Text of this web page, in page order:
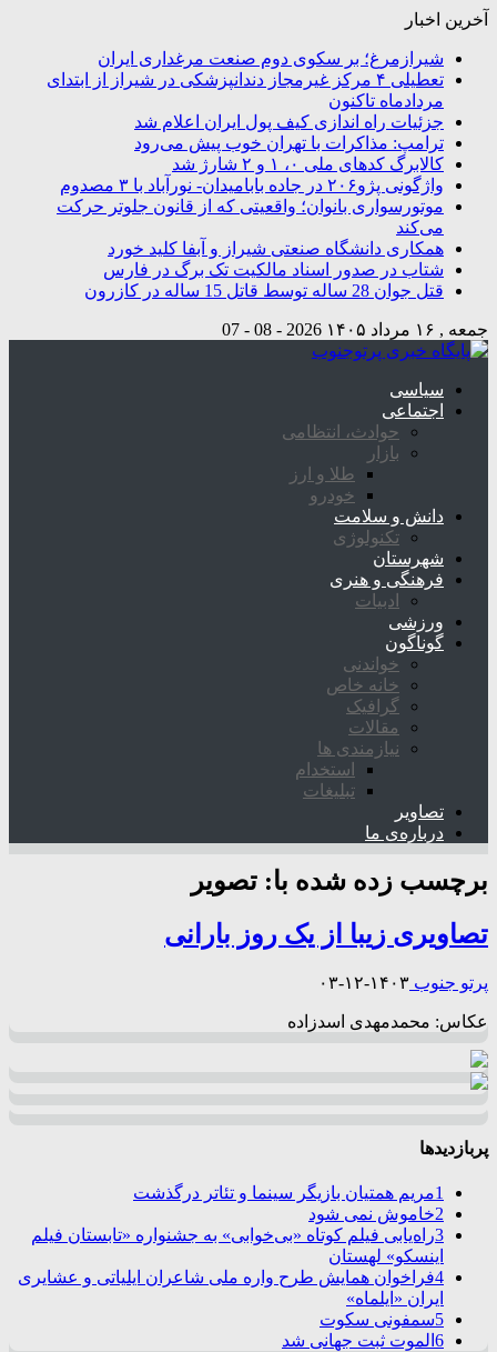
آخرین اخبار
شیرازمرغ؛ بر سکوی دوم صنعت مرغداری ایران
تعطیلی ۴ مرکز غیرمجاز دندانپزشکی در شیراز از ابتدای
مردادماه تاکنون
جزئیات راه اندازی کیف پول ایران اعلام شد
ترامپ: مذاکرات با تهران خوب پیش می‌رود
کالابرگ کدهای ملی ۰، ۱ و ۲ شارژ شد
واژگونی پژو۲۰۶ در جاده بابامیدان- نورآباد با ۳ مصدوم
موتورسواری بانوان؛ واقعیتی که از قانون جلوتر حرکت
می‌کند
همکاری دانشگاه صنعتی شیراز و آبفا کلید خورد
شتاب در صدور اسناد مالکیت تک برگ در فارس
قتل جوان 28 ساله توسط قاتل 15 ساله در کازرون
جمعه , ۱۶ مرداد ۱۴۰۵ 2026 - 08 - 07
سیاسی
اجتماعی
حوادث، انتظامی
بازار
طلا و ارز
خودرو
دانش و سلامت
تکنولوژی
شهرستان
فرهنگی و هنری
ادبیات
ورزشی
گوناگون
خواندنی
خانه خاص
گرافیک
مقالات
نیازمندی ها
استخدام
تبلیغات
تصاویر
درباره‌ی ما
برچسب زده شده با: تصویر
تصاویری زیبا از یک روز بارانی
پرتو جنوب ۱۴۰۳-۱۲-۰۳
عکاس: محمدمهدی اسدزاده
پربازدیدها
1مریم همتیان بازیگر سینما و تئاتر درگذشت
2خاموش نمی شود
3راه‌یابی فیلم کوتاه «بی‌خوابی» به جشنواره «تابستان فیلم
اینسکو» لهستان
4فراخوان همایش طرح واره ملی شاعران ایلیاتی و عشایری
ایران «ایلماه»
5سمفونی سکوت
6 الموت ثبت جهانی شد